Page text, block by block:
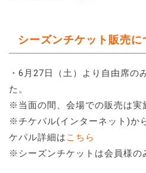
シーズンチケット販売に
・6月27日（土）より自由席の
た。
※当面の間、会場での販売は実
※チケパル(インターネット)か
ケパル詳細は こちら
※シーズンチケットは会員様の